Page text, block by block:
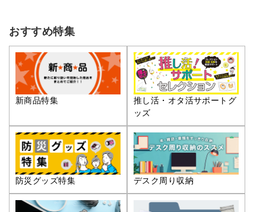
おすすめ特集
新商品特集
推し活・オタ活サポートグ
ッズ
防災グッズ特集 デスク周り収納